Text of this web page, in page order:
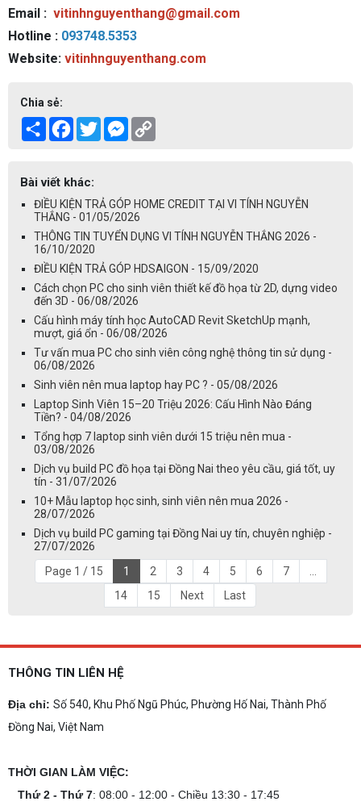
Email : vitinhnguyenthang@gmail.com
Hotline : 093748.5353
Website: vitinhnguyenthang.com
Chia sẻ:
Share Facebook
TwitterMessenger
Bài viết khác:
ĐIỀU KIỆN TRẢ GÓP HOME CREDIT TẠI VI TÍNH NGUYỄN
THẮNG - 01/05/2026
THÔNG TIN TUYỂN DỤNG VI TÍNH NGUYỄN THẮNG 2026 -
16/10/2020
ĐIỀU KIỆN TRẢ GÓP HDSAIGON - 15/09/2020
Cách chọn PC cho sinh viên thiết kế đồ họa từ 2D, dựng video
đến 3D - 06/08/2026
Cấu hình máy tính học AutoCAD Revit SketchUp mạnh,
mượt, giá ổn - 06/08/2026
Tư vấn mua PC cho sinh viên công nghệ thông tin sử dụng -
06/08/2026
Sinh viên nên mua laptop hay PC ? - 05/08/2026
Laptop Sinh Viên 15–20 Triệu 2026: Cấu Hình Nào Đáng
Tiền? - 04/08/2026
Tổng hợp 7 laptop sinh viên dưới 15 triệu nên mua -
03/08/2026
Dịch vụ build PC đồ họa tại Đồng Nai theo yêu cầu, giá tốt, uy
tín - 31/07/2026
10+ Mẫu laptop học sinh, sinh viên nên mua 2026 -
28/07/2026
Dịch vụ build PC gaming tại Đồng Nai uy tín, chuyên nghiệp -
27/07/2026
Page 1 / 15
1 2 3 4 5 6 7
14
15 Next Last
THÔNG TIN LIÊN HỆ
Địa chỉ: Số 540, Khu Phố Ngũ Phúc, Phường Hố Nai, Thành Phố
Đồng Nai, Việt Nam
THỜI GIAN LÀM VIỆC:
Thứ 2 - Thứ 7: 08:00 - 12:00 - Chiều 13:30 - 17:45